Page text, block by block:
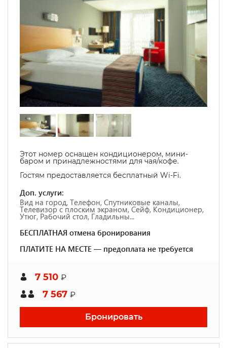
Этот номер оснащен кондиционером, мини-
баром и принадлежностями для чая/кофе.
Гостям предоставляется бесплатный Wi-Fi.
Доп. услуги:
Вид на город, Телефон, Спутниковые каналы,
Телевизор с плоским экраном, Сейф, Кондиционер,
Утюг, Рабочий стол, Гладильны...
БЕСПЛАТНАЯ отмена бронирования
ПЛАТИТЕ НА МЕСТЕ — предоплата не требуется
7 510 ₽
7 567 ₽
Бронировать